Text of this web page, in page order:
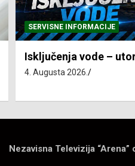
SERVISNE INFORMACIJE
Isključenja vode –
4. Augusta 2026.
Nezavisna Televizija